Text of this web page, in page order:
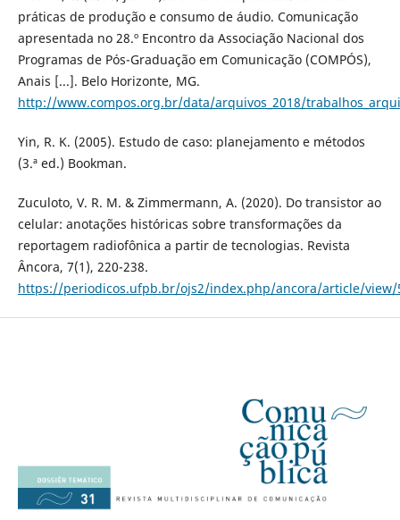
práticas de produção e consumo de áudio. Comunicação
apresentada no 28.º Encontro da Associação Nacional dos
Programas de Pós-Graduação em Comunicação (COMPÓS),
Anais [...]. Belo Horizonte, MG.
http://www.compos.org.br/data/arquivos_2018/
Yin, R. K. (2005). Estudo de caso: planejamento e métodos
(3.ª ed.) Bookman.
Zuculoto, V. R. M. & Zimmermann, A. (2020). Do transistor ao
celular: anotações históricas sobre transformações da
reportagem radiofônica a partir de tecnologias. Revista
Âncora, 7(1), 220-238.
https://periodicos.ufpb.br/ojs2/index.php/ancora/article/view/